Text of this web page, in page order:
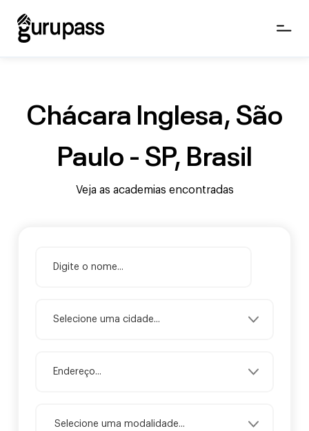
Chácara Inglesa, São
Paulo - SP, Brasil
Veja as academias encontradas
Selecione uma modalidade...